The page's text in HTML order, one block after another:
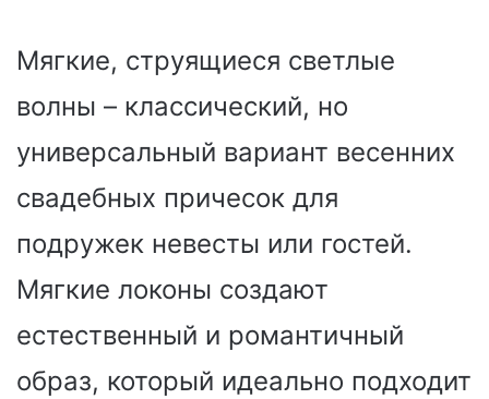
Мягкие, струящиеся светлые
волны – классический, но
универсальный вариант весенних
свадебных причесок для
подружек невесты или гостей.
Мягкие локоны создают
естественный и романтичный
образ, который идеально подходит